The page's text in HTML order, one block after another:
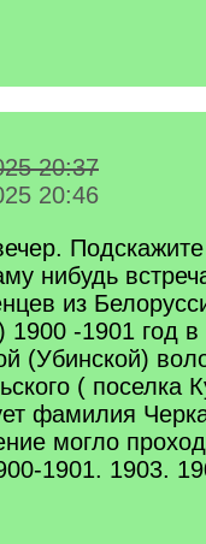
20:37
20:46
нибудь
из
1900 -1901 год
(Убинской)
( поселка
фамилия
могло
1901. 1903.